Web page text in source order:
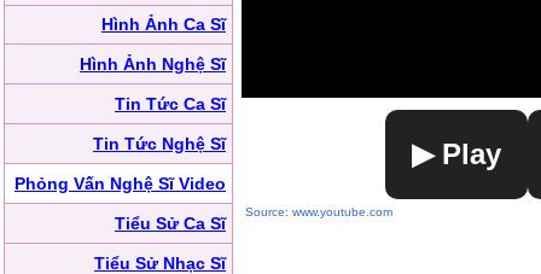
Hình Ảnh Ca Sĩ
Hình Ảnh Nghệ Sĩ
Tin Tức Ca Sĩ
Tin Tức Nghệ Sĩ
Phỏng Vấn Nghệ Sĩ Video
Tiểu Sử Ca Sĩ
Tiểu Sử Nhạc Sĩ
▶ Play
Source: www.youtube.com